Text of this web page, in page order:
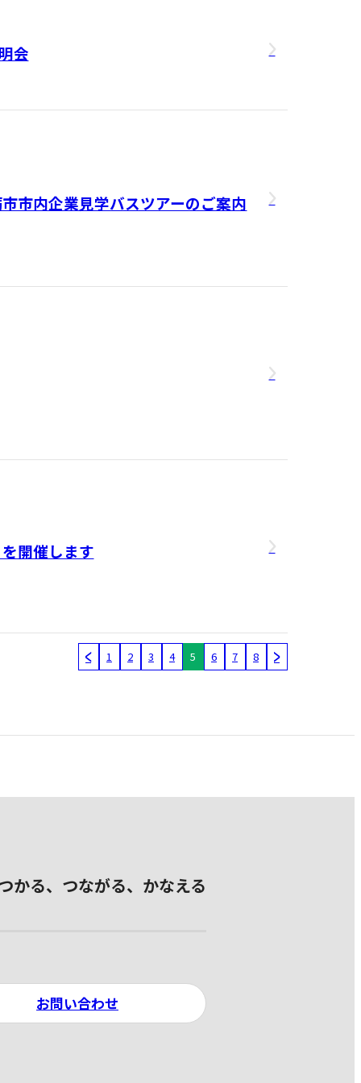
会
市内企業見学バスツアーのご案内
開催します
1 2 3 4 5 6 7 8
かる、つながる、かなえる
お問い合わせ